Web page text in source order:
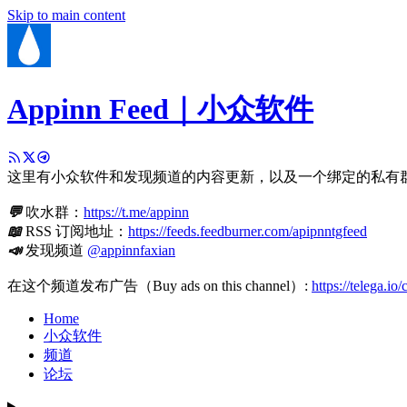
Skip to main content
Appinn Feed｜小众软件
这里有小众软件和发现频道的内容更新，以及一个绑定的私有
💬吹水群： https://t.me/appinn
📖RSS 订阅地址： https://feeds.feedburner.com/apipnntgfeed
📣发现频道 @appinnfaxian
在这个频道发布广告（Buy ads on this channel）: https://telega.io/
Home
小众软件
频道
论坛